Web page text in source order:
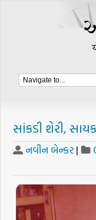
સાંકડી શેરી,
નવીન બેન્કર |